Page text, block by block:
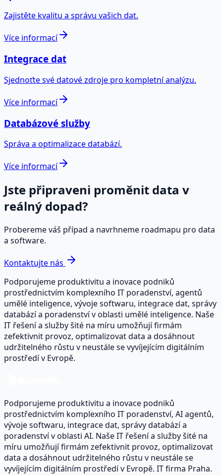
Zajistěte kvalitu a správu vašich dat.
Více informací
Integrace dat
Sjednoťte své datové zdroje pro kompletní analýzu.
Více informací
Databázové služby
Správa a optimalizace databází.
Více informací
Jste připraveni proměnit data v
reálný dopad?
Probereme váš případ a navrhneme roadmapu pro data
a software.
Kontaktujte nás
Podporujeme produktivitu a inovace podniků
prostřednictvím komplexního IT poradenství, agentů
umělé inteligence, vývoje softwaru, integrace dat, správy
databází a poradenství v oblasti umělé inteligence. Naše
IT řešení a služby šité na míru umožňují firmám
zefektivnit provoz, optimalizovat data a dosáhnout
udržitelného růstu v neustále se vyvíjejícím digitálním
prostředí v Evropě.
Podporujeme produktivitu a inovace podniků
prostřednictvím komplexního IT poradenství, AI agentů,
vývoje softwaru, integrace dat, správy databází a
poradenství v oblasti AI. Naše IT řešení a služby šité na
míru umožňují firmám zefektivnit provoz, optimalizovat
data a dosáhnout udržitelného růstu v neustále se
vyvíjejícím digitálním prostředí v Evropě. IT firma Praha.